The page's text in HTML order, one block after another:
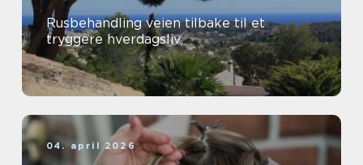
Rusbehandling veien tilbake til et
tryggere hverdagsliv
04. april 2026